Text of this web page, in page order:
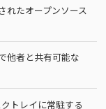
たオープンソース
他者と共有可能な
トレイに常駐する